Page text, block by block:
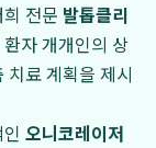
전문 발톱클리
자 개개인의 상
치료 계획을 제시
오니코레이저